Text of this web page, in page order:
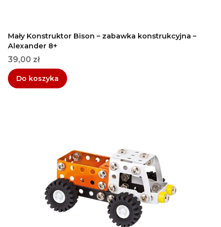
Mały Konstruktor Bison – zabawka konstrukcyjna –
Alexander 8+
Cena
39,00 zł
Do koszyka